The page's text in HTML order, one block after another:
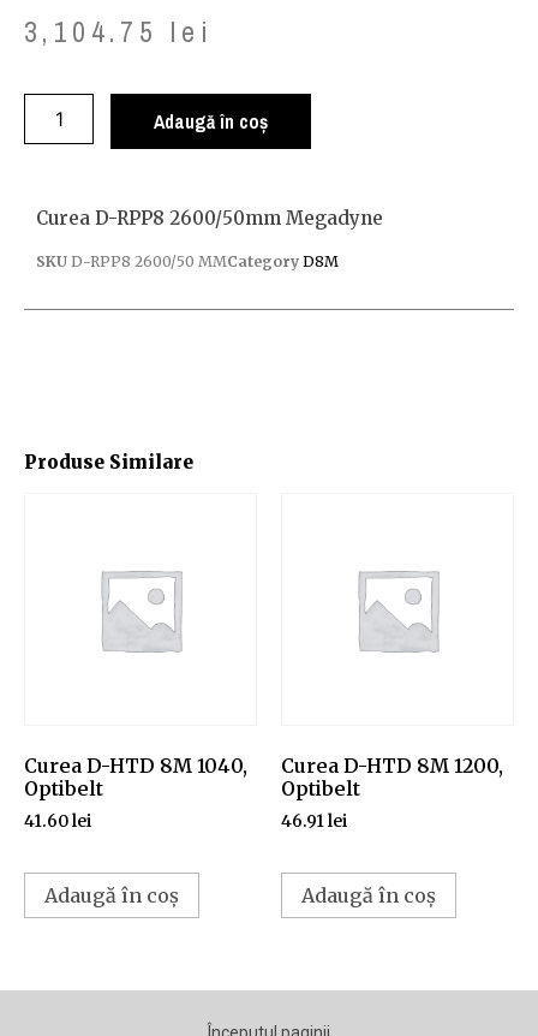
3,104.75 lei
Adaugă în coș
Produse Similare
Curea D-HTD 8M 1040,
Optibelt
41.60lei
Adaugă în coș
Curea D-HTD 8M 1200,
Optibelt
46.91lei
Adaugă în coș
Curea D-RPP8 2600/50mm Megadyne
SKU D-RPP8 2600/50 MMCategory D8M